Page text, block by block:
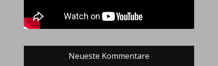
Neueste Kommentare